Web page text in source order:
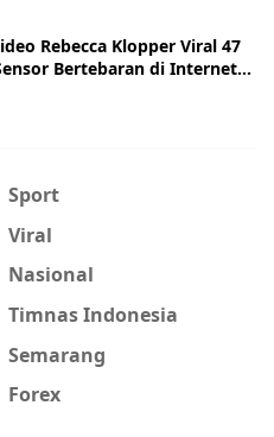
Rebecca Klopper Viral 47
Bertebaran di Internet,
Sport
Viral
Nasional
Timnas Indonesia
Semarang
Forex